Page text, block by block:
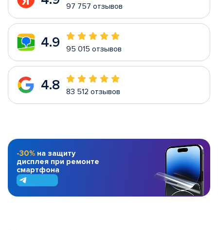
97 757 отзывов
4.9 95 015 отзывов
4.8 83 512 отзывов
-30% на защиту
дисплея при ремонте
смартфона